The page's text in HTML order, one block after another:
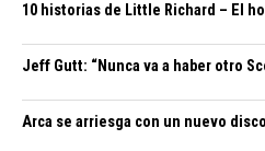
10 historias de Little Richard – El
Jeff Gutt: “Nunca va a haber otro
Arca se arriesga con un nuevo disco